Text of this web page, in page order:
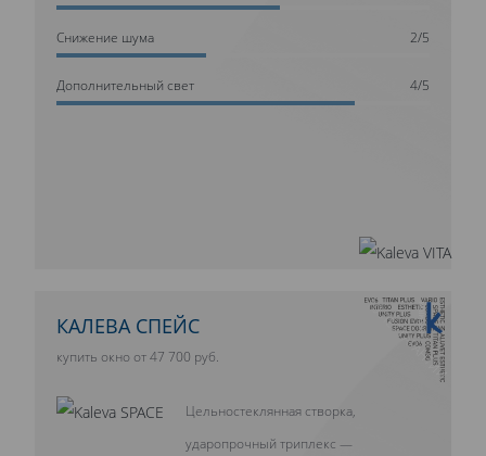
Cнижение шума 2/5
Дополнительный свет 4/5
10 ЛЕТ ГАРАНТИИ
КАЛЕВА СПЕЙС
купить окно от 47 700 руб.
Цельностеклянная створка,
ударопрочный триплекс —